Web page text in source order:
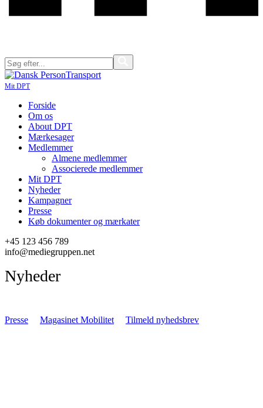
Mit DPT
Forside
Om os
About DPT
Mærkesager
Medlemmer
Almene medlemmer
Associerede medlemmer
Mit DPT
Nyheder
Kampagner
Presse
Køb dokumenter og mærkater
+45 123 456 789
info@mediegruppen.net
Nyheder
Presse Magasinet Mobilitet Tilmeld nyhedsbrev